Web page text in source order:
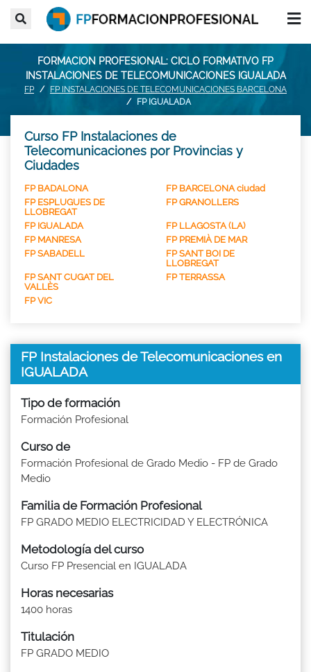
FORMACION PROFESIONAL: CICLO FORMATIVO FP
INSTALACIONES DE TELECOMUNICACIONES IGUALADA
FP
FP INSTALACIONES DE TELECOMUNICACIONES BARCELONA
FP IGUALADA
Curso FP Instalaciones de
Telecomunicaciones por Provincias y
Ciudades
FP BADALONA
FP BARCELONA ciudad
FP ESPLUGUES DE
LLOBREGAT
FP GRANOLLERS
FP IGUALADA
FP LLAGOSTA (LA)
FP MANRESA
FP PREMIÀ DE MAR
FP SABADELL
FP SANT BOI DE
LLOBREGAT
FP SANT CUGAT DEL
VALLÈS
FP TERRASSA
FP VIC
FP Instalaciones de Telecomunicaciones en
IGUALADA
Tipo de formación
Formación Profesional
Curso de
Formación Profesional de Grado Medio - FP de Grado
Medio
Familia de Formación Profesional
FP GRADO MEDIO ELECTRICIDAD Y ELECTRÓNICA
Metodología del curso
Curso FP Presencial en IGUALADA
Horas necesarias
1400 horas
Titulación
FP GRADO MEDIO